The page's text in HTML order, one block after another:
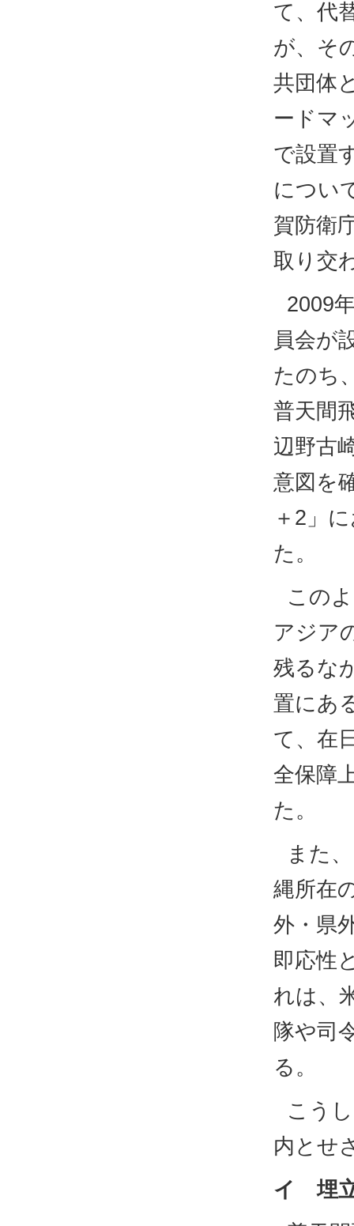
て、代
が、そ
共団体
ードマ
で設置
につい
賀防衛
取り交
2009
員会が
たのち
普天間
辺野古
意図を
＋2」
た。
この
アジア
残るな
置にあ
て、在
全保障
た。
また
縄所在
外・県
即応性
れは、
隊や司
る。
こう
内とせ
イ 埋